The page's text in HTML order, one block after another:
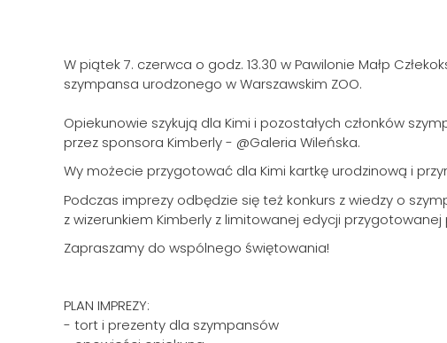
W piątek 7. czerwca o godz. 13.30 w Pawilonie Małp
szympansa urodzonego w Warszawskim ZOO.
Opiekunowie szykują dla Kimi i pozostałych członków
przez sponsora Kimberly - @Galeria Wileńska.
Wy możecie przygotować dla Kimi kartkę urodzinową i
Podczas imprezy odbędzie się też konkurs z wiedzy o
z wizerunkiem Kimberly z limitowanej edycji przygotowanej
Zapraszamy do wspólnego świętowania!
PLAN IMPREZY:
- tort i prezenty dla szympansów